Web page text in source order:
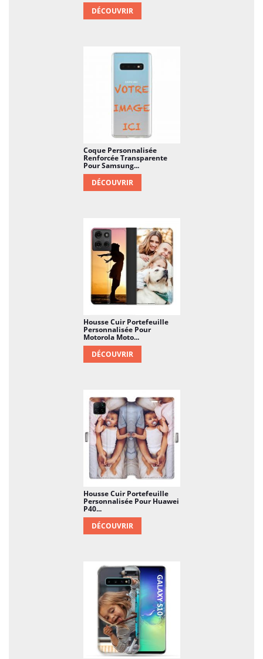
DÉCOUVRIR
Coque Personnalisée
Renforcée Transparente
Pour Samsung...
DÉCOUVRIR
Housse Cuir Portefeuille
Personnalisée Pour
Motorola Moto...
DÉCOUVRIR
Housse Cuir Portefeuille
Personnalisée Pour Huawei
P40...
DÉCOUVRIR